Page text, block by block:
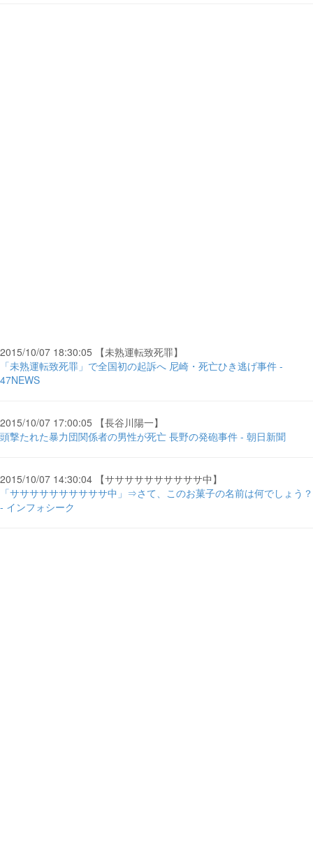
2015/10/07 18:30:05 【未熟運転致死罪】
「未熟運転致死罪」で全国初の起訴へ 尼崎・死亡ひき逃げ事件 -
47NEWS
2015/10/07 17:00:05 【長谷川陽一】
頭撃たれた暴力団関係者の男性が死亡 長野の発砲事件 - 朝日新聞
2015/10/07 14:30:04 【ササササササササササ中】
「ササササササササササ中」⇒さて、このお菓子の名前は何でしょう？
- インフォシーク